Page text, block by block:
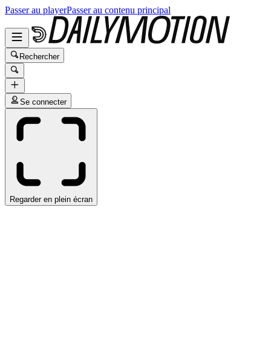
Passer au playerPasser au contenu principal
Rechercher
Se connecter
Regarder en plein écran